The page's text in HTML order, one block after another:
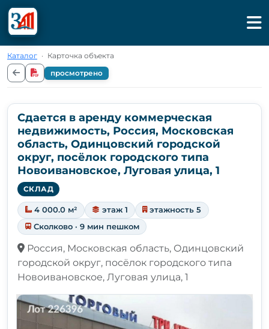
Каталог · Карточка объекта
просмотрено
Сдается в аренду коммерческая
недвижимость, Россия, Московская
область, Одинцовский городской
округ, посёлок городского типа
Новоивановское, Луговая улица, 1
СКЛАД
4 000.0 м² этаж 1
этажность 5
Сколково · 9 мин пешком
Россия, Московская область, Одинцовский
городской округ, посёлок городского типа
Новоивановское, Луговая улица, 1